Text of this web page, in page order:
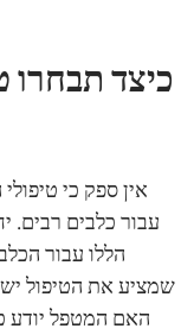
כיצד תבחרו
אין ספק כי
עבור כלבים רבים.
הללו עבור
שמציע את הטיפול יש
האם המטפל יודע